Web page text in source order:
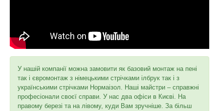
У нашій компанії можна замовити як базовий монтаж на пені
так і євромонтаж з німецькими стрічками ілбрук так і з
українськими стрічками Нормаізол. Наші майстри – справжні
професіонали своєї справи. У нас два офіси в Києві. На
правому березі та на лівому, куди Вам зручніше. За більш